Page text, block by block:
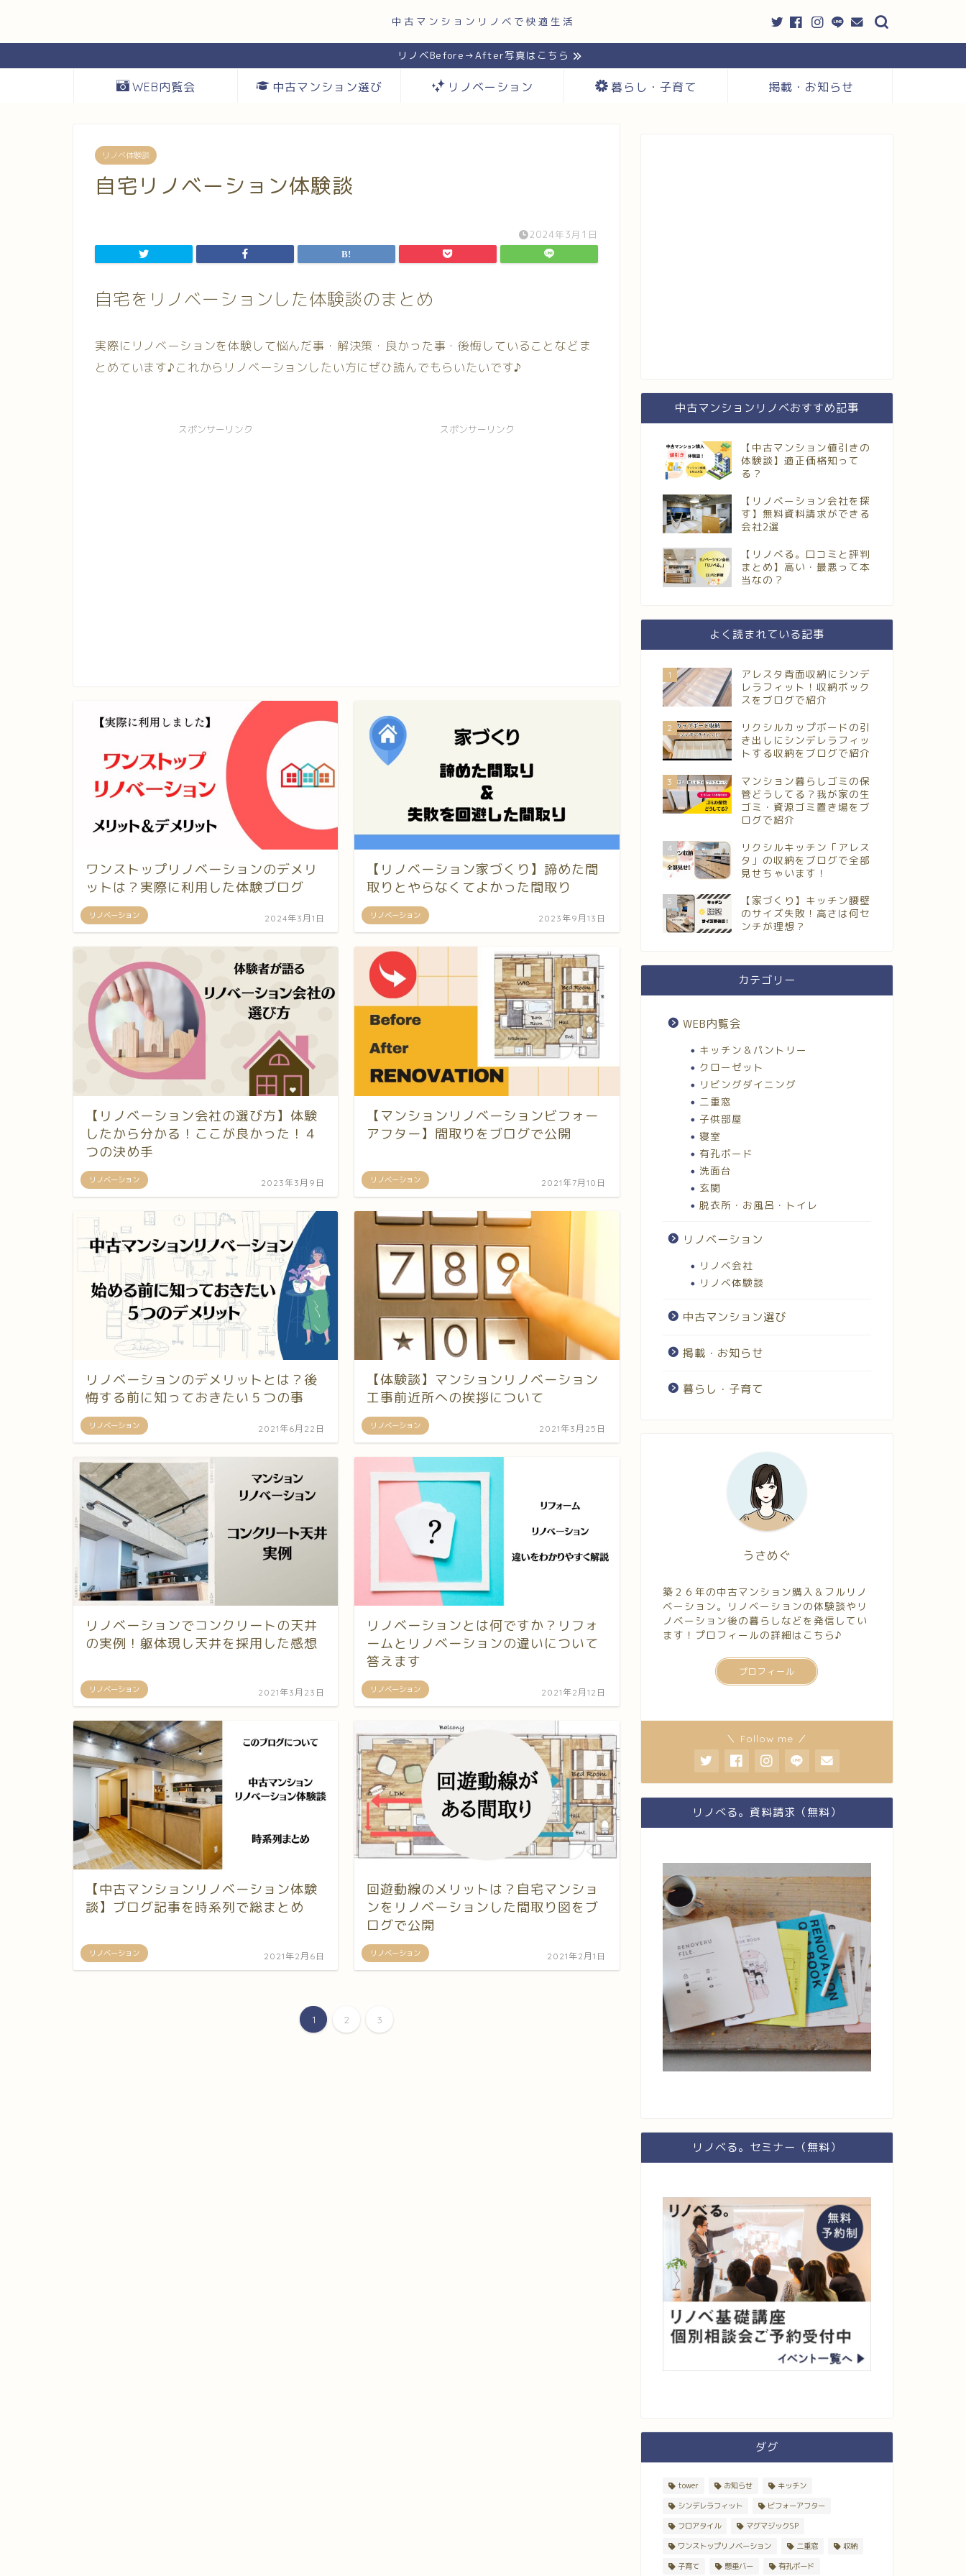
中古マンションリノベで快適生活
リノベBefore→After写真はこちら
WEB内覧会 中古マンション選び リノベーション 暮らし・子育て 掲載・お知らせ
リノベ体験談
自宅リノベーション体験談
2024年3月1日
自宅をリノベーションした体験談のまとめ
実際にリノベーションを体験して悩んだ事・解決策・良かった事・後悔していることなどま
とめています♪これからリノベーションしたい方にぜひ読んでもらいたいです♪
スポンサーリンク スポンサーリンク
リノベーション
ワンストップリノベーションのデメリ
ットは？実際に利用した体験ブログ
2024年3月1日 リノベーション
【リノベーション家づくり】諦めた間
取りとやらなくてよかった間取り
2023年9月13日
リノベーション
【リノベーション会社の選び方】体験
したから分かる！ここが良かった！４
つの決め手
2023年3月9日 リノベーション
【マンションリノベーションビフォー
アフター】間取りをブログで公開
2021年7月10日
リノベーション
リノベーションのデメリットとは？後
悔する前に知っておきたい５つの事
2021年6月22日 リノベーション
【体験談】マンションリノベーション
工事前近所への挨拶について
2021年3月25日
リノベーション
リノベーションでコンクリートの天井
の実例！躯体現し天井を採用した感想
2021年3月23日 リノベーション
リノベーションとは何ですか？リフォ
ームとリノベーションの違いについて
答えます
2021年2月12日
リノベーション
【中古マンションリノベーション体験
談】ブログ記事を時系列で総まとめ
2021年2月6日 リノベーション
回遊動線のメリットは？自宅マンショ
ンをリノベーションした間取り図をブ
ログで公開
2021年2月1日
1 2 3
中古マンションリノベおすすめ記事
【中古マンション値引きの
体験談】適正価格知って
る？
【リノベーション会社を探
す】無料資料請求ができる
会社2選
【リノベる。口コミと評判
まとめ】高い・最悪って本
当なの？
よく読まれている記事
1
アレスタ背面収納にシンデ
レラフィット！収納ボック
スをブログで紹介
2
リクシルカップボードの引
き出しにシンデレラフィッ
トする収納をブログで紹介
3
マンション暮らしゴミの保
管どうしてる？我が家の生
ゴミ・資源ゴミ置き場をブ
ログで紹介
4
リクシルキッチン「アレス
タ」の収納をブログで全部
見せちゃいます！
5
【家づくり】キッチン腰壁
のサイズ失敗！高さは何セ
ンチが理想？
カテゴリー
WEB内覧会
キッチン＆パントリー
クローゼット
リビングダイニング
二重窓
子供部屋
寝室
有孔ボード
洗面台
玄関
脱衣所・お風呂・トイレ
リノベーション
リノベ会社
リノベ体験談
中古マンション選び
掲載・お知らせ
暮らし・子育て
うさめぐ
築２６年の中古マンション購入＆フルリノ
ベーション。リノベーションの体験談やリ
ノベーション後の暮らしなどを発信してい
ます！プロフィールの詳細はこちら♪
プロフィール
＼ Follow me ／
リノべる。資料請求（無料）
リノベる。セミナー（無料）
ダグ
tower お知らせ
キッチン
シンデレラフィット
ビフォーアフター
フロアタイル
マグマジックSP
ワンストップリノベーション
二重窓
収納
子育て
懸垂バー 有孔ボード